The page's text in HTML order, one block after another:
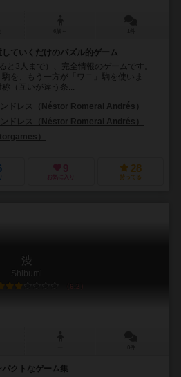
ていくだけのパズル的ゲーム
と3人まで）、完全情報のゲームです。
を、もう一方が「ワニ」駒を使いま
（互いが違う条...
ドレス（Néstor Romeral Andrés）
ドレス（Néstor Romeral Andrés）
）
9
お気に入り
28
持ってる
渋
Shibumi
6.2
クトなゲーム集